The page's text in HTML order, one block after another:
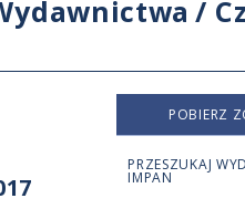
/
POBIERZ
PRZESZUKAJ
IMPAN